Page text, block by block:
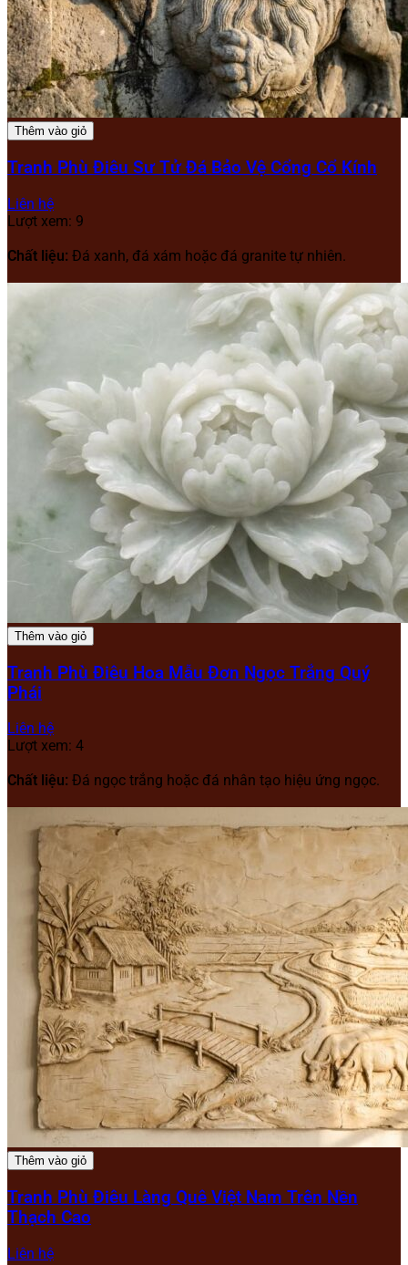
Thêm vào giỏ
Tranh Phù Điêu Sư Tử Đá Bảo Vệ Cổng Cổ Kính
Liên hệ
Lượt xem: 9
Chất liệu: Đá xanh, đá xám hoặc đá granite tự nhiên.
Thêm vào giỏ
Tranh Phù Điêu Hoa Mẫu Đơn Ngọc Trắng Quý
Phái
Liên hệ
Lượt xem: 4
Chất liệu: Đá ngọc trắng hoặc đá nhân tạo hiệu ứng ngọc.
Thêm vào giỏ
Tranh Phù Điêu Làng Quê Việt Nam Trên Nền
Thạch Cao
Liên hệ